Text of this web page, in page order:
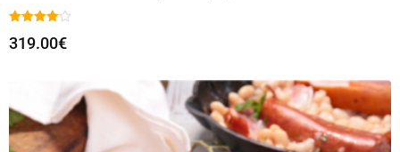
319.00€